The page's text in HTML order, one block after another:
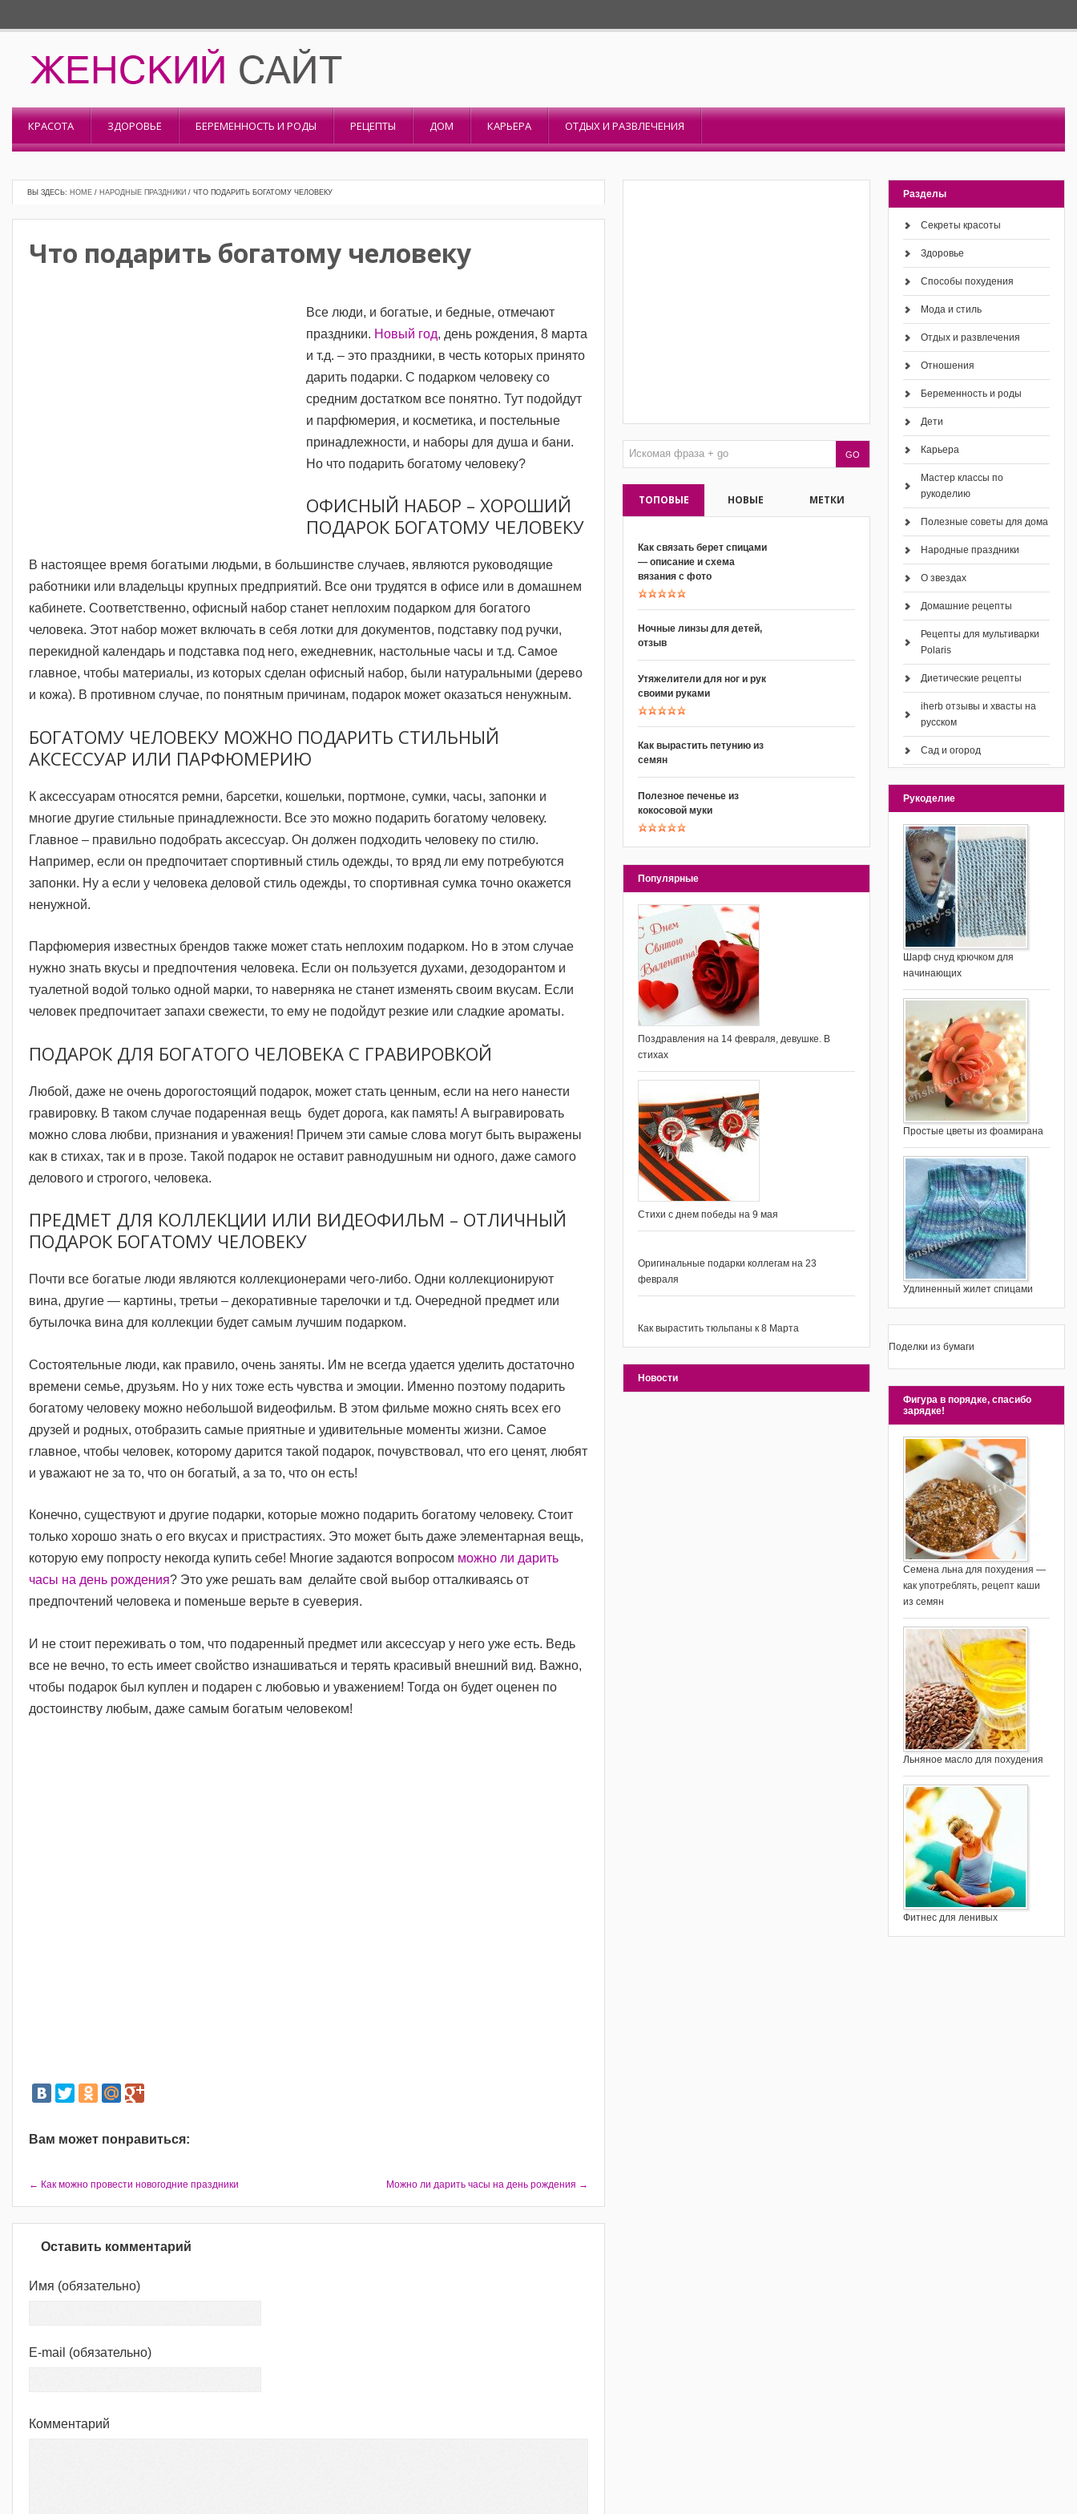
КРАСОТА ЗДОРОВЬЕ БЕРЕМЕННОСТЬ И РОДЫ РЕЦЕПТЫ ДОМ КАРЬЕРА ОТДЫХ И РАЗВЛЕЧЕНИЯ
Разделы
Секреты красоты
Здоровье
Способы похудения
Мода и стиль
Отдых и развлечения
Отношения
Беременность и роды
Дети
Карьера
Мастер классы по
рукоделию
Полезные советы для дома
Народные праздники
О звездах
Домашние рецепты
Рецепты для мультиварки
Polaris
Диетические рецепты
iherb отзывы и хвасты на
русском
Сад и огород
Рукоделие
Шарф снуд крючком для
начинающих
Простые цветы из фоамирана
Удлиненный жилет спицами
Поделки из бумаги
Фигура в порядке, спасибо
зарядке!
Семена льна для похудения —
как употреблять, рецепт каши
из семян
Льняное масло для похудения
Фитнес для ленивых
ТОПОВЫЕ НОВЫЕ МЕТКИ
Как связать берет спицами
— описание и схема
вязания с фото
Ночные линзы для детей,
отзыв
Утяжелители для ног и рук
своими руками
Как вырастить петунию из
семян
Полезное печенье из
кокосовой муки
Популярные
Поздравления на 14 февраля, девушке. В
стихах
Стихи с днем победы на 9 мая
Оригинальные подарки коллегам на 23
февраля
Как вырастить тюльпаны к 8 Марта
Новости
ВЫ ЗДЕСЬ: HOME / НАРОДНЫЕ ПРАЗДНИКИ / ЧТО ПОДАРИТЬ БОГАТОМУ ЧЕЛОВЕКУ
Что подарить богатому человеку
Все люди, и богатые, и бедные, отмечают
праздники. Новый год, день рождения, 8 марта
и т.д. – это праздники, в честь которых принято
дарить подарки. С подарком человеку со
средним достатком все понятно. Тут подойдут
и парфюмерия, и косметика, и постельные
принадлежности, и наборы для душа и бани.
Но что подарить богатому человеку?
ОФИСНЫЙ НАБОР – ХОРОШИЙ
ПОДАРОК БОГАТОМУ ЧЕЛОВЕКУ
В настоящее время богатыми людьми, в большинстве случаев, являются руководящие
работники или владельцы крупных предприятий. Все они трудятся в офисе или в домашнем
кабинете. Соответственно, офисный набор станет неплохим подарком для богатого
человека. Этот набор может включать в себя лотки для документов, подставку под ручки,
перекидной календарь и подставка под него, ежедневник, настольные часы и т.д. Самое
главное, чтобы материалы, из которых сделан офисный набор, были натуральными (дерево
и кожа). В противном случае, по понятным причинам, подарок может оказаться ненужным.
БОГАТОМУ ЧЕЛОВЕКУ МОЖНО ПОДАРИТЬ СТИЛЬНЫЙ
АКСЕССУАР ИЛИ ПАРФЮМЕРИЮ
К аксессуарам относятся ремни, барсетки, кошельки, портмоне, сумки, часы, запонки и
многие другие стильные принадлежности. Все это можно подарить богатому человеку.
Главное – правильно подобрать аксессуар. Он должен подходить человеку по стилю.
Например, если он предпочитает спортивный стиль одежды, то вряд ли ему потребуются
запонки. Ну а если у человека деловой стиль одежды, то спортивная сумка точно окажется
ненужной.
Парфюмерия известных брендов также может стать неплохим подарком. Но в этом случае
нужно знать вкусы и предпочтения человека. Если он пользуется духами, дезодорантом и
туалетной водой только одной марки, то наверняка не станет изменять своим вкусам. Если
человек предпочитает запахи свежести, то ему не подойдут резкие или сладкие ароматы.
ПОДАРОК ДЛЯ БОГАТОГО ЧЕЛОВЕКА С ГРАВИРОВКОЙ
Любой, даже не очень дорогостоящий подарок, может стать ценным, если на него нанести
гравировку. В таком случае подаренная вещь будет дорога, как память! А выгравировать
можно слова любви, признания и уважения! Причем эти самые слова могут быть выражены
как в стихах, так и в прозе. Такой подарок не оставит равнодушным ни одного, даже самого
делового и строгого, человека.
ПРЕДМЕТ ДЛЯ КОЛЛЕКЦИИ ИЛИ ВИДЕОФИЛЬМ – ОТЛИЧНЫЙ
ПОДАРОК БОГАТОМУ ЧЕЛОВЕКУ
Почти все богатые люди являются коллекционерами чего-либо. Одни коллекционируют
вина, другие — картины, третьи – декоративные тарелочки и т.д. Очередной предмет или
бутылочка вина для коллекции будет самым лучшим подарком.
Состоятельные люди, как правило, очень заняты. Им не всегда удается уделить достаточно
времени семье, друзьям. Но у них тоже есть чувства и эмоции. Именно поэтому подарить
богатому человеку можно небольшой видеофильм. В этом фильме можно снять всех его
друзей и родных, отобразить самые приятные и удивительные моменты жизни. Самое
главное, чтобы человек, которому дарится такой подарок, почувствовал, что его ценят, любят
и уважают не за то, что он богатый, а за то, что он есть!
Конечно, существуют и другие подарки, которые можно подарить богатому человеку. Стоит
только хорошо знать о его вкусах и пристрастиях. Это может быть даже элементарная вещь,
которую ему попросту некогда купить себе! Многие задаются вопросом можно ли дарить
часы на день рождения? Это уже решать вам делайте свой выбор отталкиваясь от
предпочтений человека и поменьше верьте в суеверия.
И не стоит переживать о том, что подаренный предмет или аксессуар у него уже есть. Ведь
все не вечно, то есть имеет свойство изнашиваться и терять красивый внешний вид. Важно,
чтобы подарок был куплен и подарен с любовью и уважением! Тогда он будет оценен по
достоинству любым, даже самым богатым человеком!
Вам может понравиться:
← Как можно провести новогодние праздники Можно ли дарить часы на день рождения →
Оставить комментарий
Имя (обязательно)
E-mail (обязательно)
Комментарий